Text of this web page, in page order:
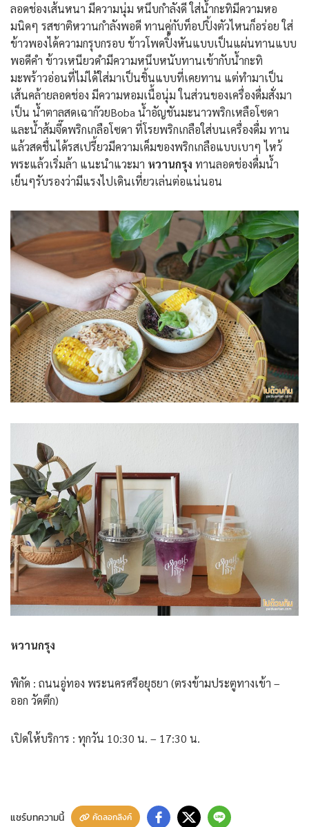
ลอดช่องเส้นหนา มีความนุ่ม หนึบกำลังดี ใส่น้ำกะทิมีความหอ
มนิดๆ รสชาติหวานกำลังพอดี ทานคู่กับท็อปปิ้งตัวไหนก็อร่อย ใส่
ข้าวพองได้ความกรุบกรอบ ข้าวโพดปิ้งหันแบบเป็นแผ่นทานแบบ
พอดีคำ ข้าวเหนียวดำมีความหนึบหนับทานเข้ากับน้ำกะทิ
มะพร้าวอ่อนที่ไม่ได้ใส่มาเป็นชิ้นแบบที่เคยทาน แต่ทำมาเป็น
เส้นคล้ายลอดช่อง มีความหอมเนื้อนุ่ม ในส่วนของเครื่องดื่มสั่งมา
เป็น น้ำตาลสดเฉาก๊วยBoba น้ำอัญชันมะนาวพริกเหลือโซดา
และน้ำส้มจี๊ดพริกเกลือโซดา ที่โรยพริกเกลือใส่บนเครื่องดื่ม ทาน
แล้วสดชื่นได้รสเปรี้ยวมีความเค็มของพริกเกลือแบบเบาๆ ไหว้
พระแล้วเริ่มล้า แนะนำแวะมา หวานกรุง ทานลอดช่องดื่มน้ำ
เย็นๆรับรองว่ามีแรงไปเดินเที่ยวเล่นต่อแน่นอน
หวานกรุง
พิกัด : ถนนอู่ทอง พระนครศรีอยุธยา (ตรงข้ามประตูทางเข้า –
ออก วัดตึก)
เปิดให้บริการ : ทุกวัน 10:30 น. – 17:30 น.
แชร์บทความนี้ คัดลอกลิงค์